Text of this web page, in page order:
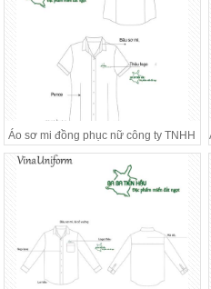
Áo sơ mi đồng phục nữ công ty TNHH